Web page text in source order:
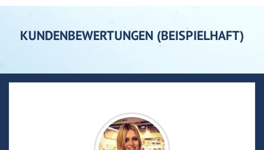
KUNDENBEWERTUNGEN (BEISPIELHAFT)